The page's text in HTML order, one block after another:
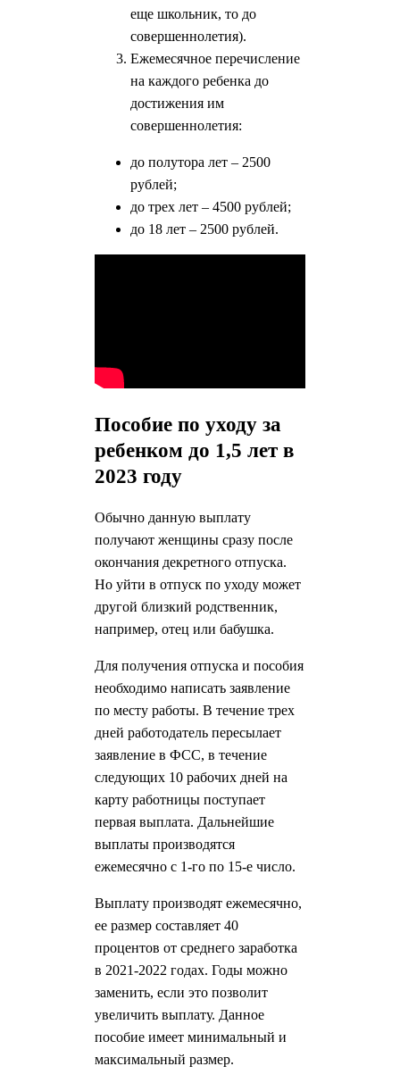
еще школьник, то до
совершеннолетия).
Ежемесячное перечисление
на каждого ребенка до
достижения им
совершеннолетия:
до полутора лет – 2500
рублей;
до трех лет – 4500 рублей;
до 18 лет – 2500 рублей.
Пособие по уходу за
ребенком до 1,5 лет в
2023 году
Обычно данную выплату
получают женщины сразу после
окончания декретного отпуска.
Но уйти в отпуск по уходу может
другой близкий родственник,
например, отец или бабушка.
Для получения отпуска и пособия
необходимо написать заявление
по месту работы. В течение трех
дней работодатель пересылает
заявление в ФСС, в течение
следующих 10 рабочих дней на
карту работницы поступает
первая выплата. Дальнейшие
выплаты производятся
ежемесячно с 1-го по 15-е число.
Выплату производят ежемесячно,
ее размер составляет 40
процентов от среднего заработка
в 2021-2022 годах. Годы можно
заменить, если это позволит
увеличить выплату. Данное
пособие имеет минимальный и
максимальный размер.